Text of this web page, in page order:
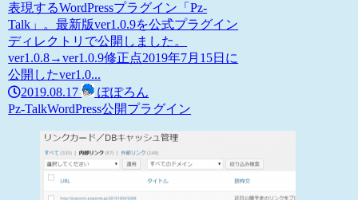
表現するWordPressプラグイン「Pz-
Talk」。最新版ver1.0.9を公式プラグイン
ディレクトリで公開しました。
ver1.0.8→ver1.0.9修正点2019年7月15日に
公開したver1.0...
2019.08.17
ぽぽろん
Pz-TalkWordPress公開プラグイン